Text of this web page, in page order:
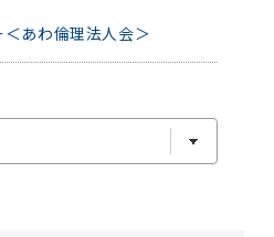
あわ倫理法人会＞